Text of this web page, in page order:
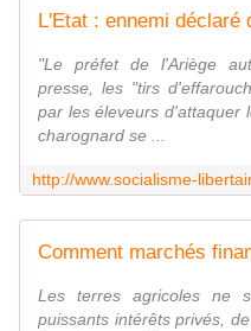
"Le préfet de l'Ariège
presse, les "tirs
par les éleveurs d'attaquer
charognard se ...
Les terres agricoles ne
puissants intérêts privés,